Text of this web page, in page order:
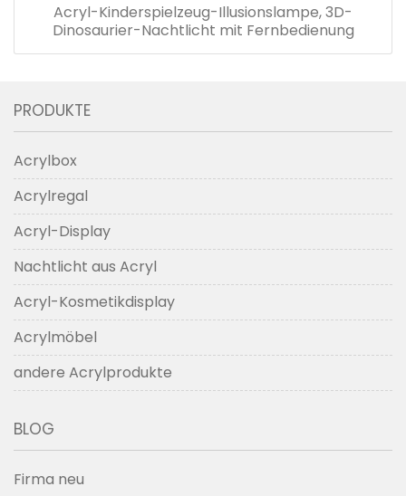
Acryl-Kinderspielzeug-Illusionslampe, 3D-
Dinosaurier-Nachtlicht mit Fernbedienung
PRODUKTE
Acrylbox
Acrylregal
Acryl-Display
Nachtlicht aus Acryl
Acryl-Kosmetikdisplay
Acrylmöbel
andere Acrylprodukte
BLOG
Firma neu